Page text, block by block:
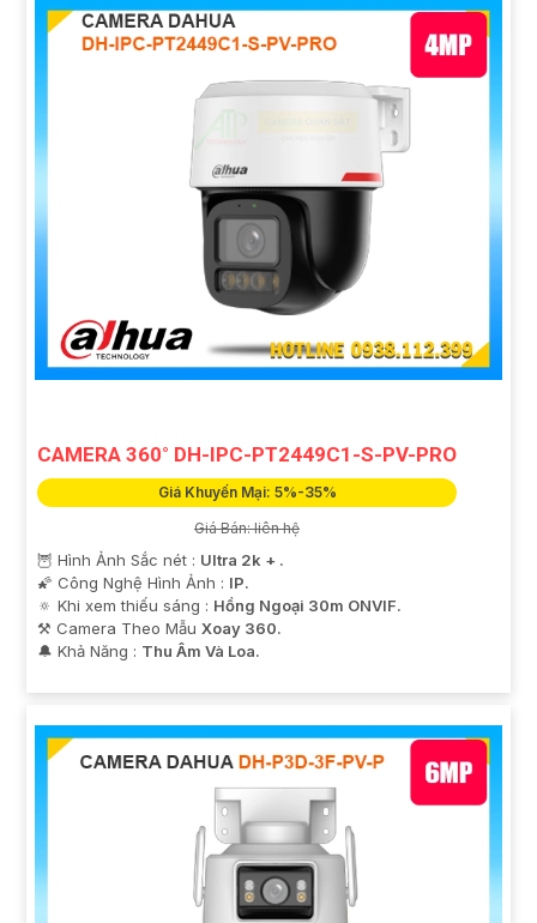
CAMERA 360° DH-IPC-PT2449C1-S-PV-PRO
Giá Khuyến Mại: 5%-35%
Giá Bán: liên hệ
🦉 Hình Ảnh Sắc nét : Ultra 2k + .
🌠 Công Nghệ Hình Ảnh : IP.
🔅 Khi xem thiếu sáng : Hồng Ngoại 30m ONVIF.
⚒ Camera Theo Mẫu Xoay 360.
️🔔 Khả Năng : Thu Âm Và Loa.